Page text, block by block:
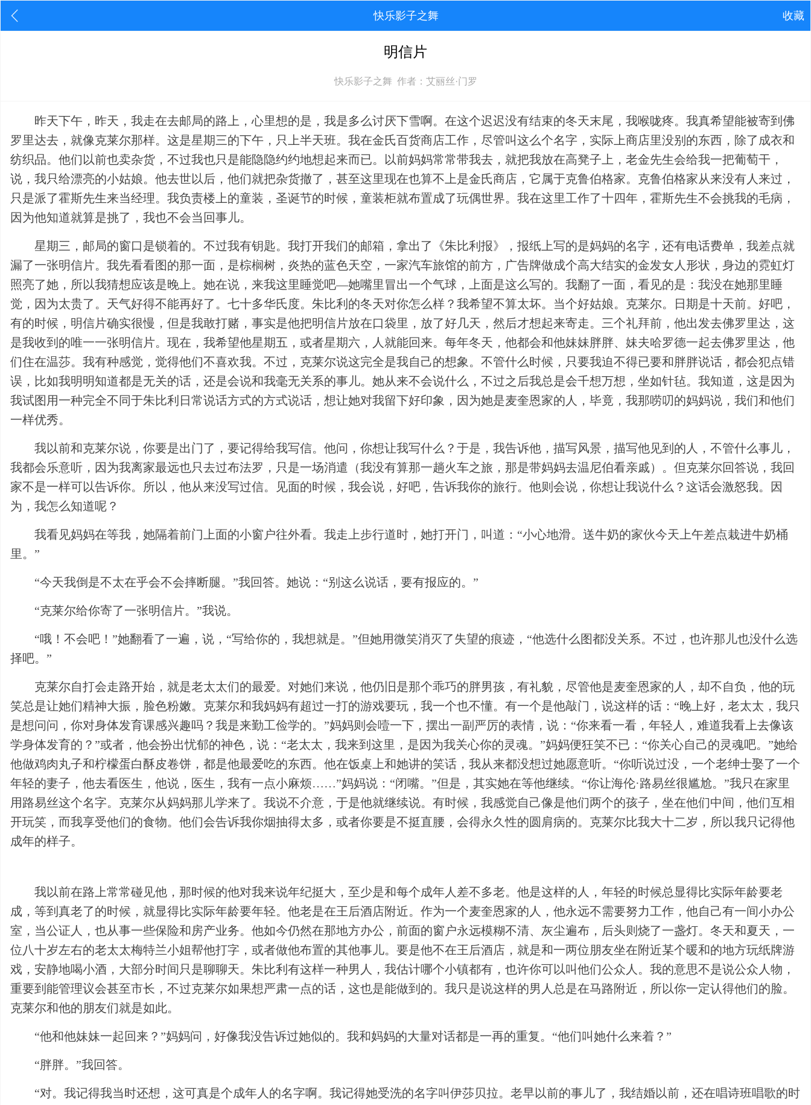
快乐影子之舞 收藏
明信片
快乐影子之舞 作者：艾丽丝·门罗
昨天下午，昨天，我走在去邮局的路上，心里想的是，我是多么讨厌下雪啊。在这个迟迟没有结束的冬天末尾，我喉咙疼。我真希望能被寄到佛
罗里达去，就像克莱尔那样。这是星期三的下午，只上半天班。我在金氏百货商店工作，尽管叫这么个名字，实际上商店里没别的东西，除了成衣和
纺织品。他们以前也卖杂货，不过我也只是能隐隐约约地想起来而已。以前妈妈常常带我去，就把我放在高凳子上，老金先生会给我一把葡萄干，
说，我只给漂亮的小姑娘。他去世以后，他们就把杂货撤了，甚至这里现在也算不上是金氏商店，它属于克鲁伯格家。克鲁伯格家从来没有人来过，
只是派了霍斯先生来当经理。我负责楼上的童装，圣诞节的时候，童装柜就布置成了玩偶世界。我在这里工作了十四年，霍斯先生不会挑我的毛病，
因为他知道就算是挑了，我也不会当回事儿。
星期三，邮局的窗口是锁着的。不过我有钥匙。我打开我们的邮箱，拿出了《朱比利报》，报纸上写的是妈妈的名字，还有电话费单，我差点就
漏了一张明信片。我先看看图的那一面，是棕榈树，炎热的蓝色天空，一家汽车旅馆的前方，广告牌做成个高大结实的金发女人形状，身边的霓虹灯
照亮了她，所以我猜想应该是晚上。她在说，来我这里睡觉吧—她嘴里冒出一个气球，上面是这么写的。我翻了一面，看见的是：我没在她那里睡
觉，因为太贵了。天气好得不能再好了。七十多华氏度。朱比利的冬天对你怎么样？我希望不算太坏。当个好姑娘。克莱尔。日期是十天前。好吧，
有的时候，明信片确实很慢，但是我敢打赌，事实是他把明信片放在口袋里，放了好几天，然后才想起来寄走。三个礼拜前，他出发去佛罗里达，这
是我收到的唯一一张明信片。现在，我希望他星期五，或者星期六，人就能回来。每年冬天，他都会和他妹妹胖胖、妹夫哈罗德一起去佛罗里达，他
们住在温莎。我有种感觉，觉得他们不喜欢我。不过，克莱尔说这完全是我自己的想象。不管什么时候，只要我迫不得已要和胖胖说话，都会犯点错
误，比如我明明知道都是无关的话，还是会说和我毫无关系的事儿。她从来不会说什么，不过之后我总是会千想万想，坐如针毡。我知道，这是因为
我试图用一种完全不同于朱比利日常说话方式的方式说话，想让她对我留下好印象，因为她是麦奎恩家的人，毕竟，我那唠叨的妈妈说，我们和他们
一样优秀。
我以前和克莱尔说，你要是出门了，要记得给我写信。他问，你想让我写什么？于是，我告诉他，描写风景，描写他见到的人，不管什么事儿，
我都会乐意听，因为我离家最远也只去过布法罗，只是一场消遣（我没有算那一趟火车之旅，那是带妈妈去温尼伯看亲戚）。但克莱尔回答说，我回
家不是一样可以告诉你。所以，他从来没写过信。见面的时候，我会说，好吧，告诉我你的旅行。他则会说，你想让我说什么？这话会激怒我。因
为，我怎么知道呢？
我看见妈妈在等我，她隔着前门上面的小窗户往外看。我走上步行道时，她打开门，叫道：“小心地滑。送牛奶的家伙今天上午差点栽进牛奶桶
里。”
“今天我倒是不太在乎会不会摔断腿。”我回答。她说：“别这么说话，要有报应的。”
“克莱尔给你寄了一张明信片。”我说。
“哦！不会吧！”她翻看了一遍，说，“写给你的，我想就是。”但她用微笑消灭了失望的痕迹，“他选什么图都没关系。不过，也许那儿也没什么选
择吧。”
克莱尔自打会走路开始，就是老太太们的最爱。对她们来说，他仍旧是那个乖巧的胖男孩，有礼貌，尽管他是麦奎恩家的人，却不自负，他的玩
笑总是让她们精神大振，脸色粉嫩。克莱尔和我妈妈有超过一打的游戏要玩，我一个也不懂。有一个是他敲门，说这样的话：“晚上好，老太太，我只
是想问问，你对身体发育课感兴趣吗？我是来勤工俭学的。”妈妈则会噎一下，摆出一副严厉的表情，说：“你来看一看，年轻人，难道我看上去像该
学身体发育的？”或者，他会扮出忧郁的神色，说：“老太太，我来到这里，是因为我关心你的灵魂。”妈妈便狂笑不已：“你关心自己的灵魂吧。”她给
他做鸡肉丸子和柠檬蛋白酥皮卷饼，都是他最爱吃的东西。他在饭桌上和她讲的笑话，我从来都没想过她愿意听。“你听说过没，一个老绅士娶了一个
年轻的妻子，他去看医生，他说，医生，我有一点小麻烦……”妈妈说：“闭嘴。”但是，其实她在等他继续。“你让海伦·路易丝很尴尬。”我只在家里
用路易丝这个名字。克莱尔从妈妈那儿学来了。我说不介意，于是他就继续说。有时候，我感觉自己像是他们两个的孩子，坐在他们中间，他们互相
开玩笑，而我享受他们的食物。他们会告诉我你烟抽得太多，或者你要是不挺直腰，会得永久性的圆肩病的。克莱尔比我大十二岁，所以我只记得他
成年的样子。
我以前在路上常常碰见他，那时候的他对我来说年纪挺大，至少是和每个成年人差不多老。他是这样的人，年轻的时候总显得比实际年龄要老
成，等到真老了的时候，就显得比实际年龄要年轻。他老是在王后酒店附近。作为一个麦奎恩家的人，他永远不需要努力工作，他自己有一间小办公
室，当公证人，也从事一些保险和房产业务。他如今仍然在那地方办公，前面的窗户永远模糊不清、灰尘遍布，后头则烧了一盏灯。冬天和夏天，一
位八十岁左右的老太太梅特兰小姐帮他打字，或者做他布置的其他事儿。要是他不在王后酒店，就是和一两位朋友坐在附近某个暖和的地方玩纸牌游
戏，安静地喝小酒，大部分时间只是聊聊天。朱比利有这样一种男人，我估计哪个小镇都有，也许你可以叫他们公众人。我的意思不是说公众人物，
重要到能管理议会甚至市长，不过克莱尔如果想严肃一点的话，这也是能做到的。我只是说这样的男人总是在马路附近，所以你一定认得他们的脸。
克莱尔和他的朋友们就是如此。
“他和他妹妹一起回来？”妈妈问，好像我没告诉过她似的。我和妈妈的大量对话都是一再的重复。“他们叫她什么来着？”
“胖胖。”我回答。
“对。我记得我当时还想，这可真是个成年人的名字啊。我记得她受洗的名字叫伊莎贝拉。老早以前的事儿了，我结婚以前，还在唱诗班唱歌的时